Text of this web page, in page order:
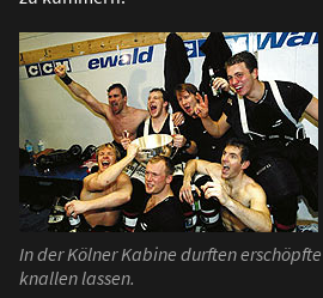
In der Kölner Kabine durften
knallen lassen.